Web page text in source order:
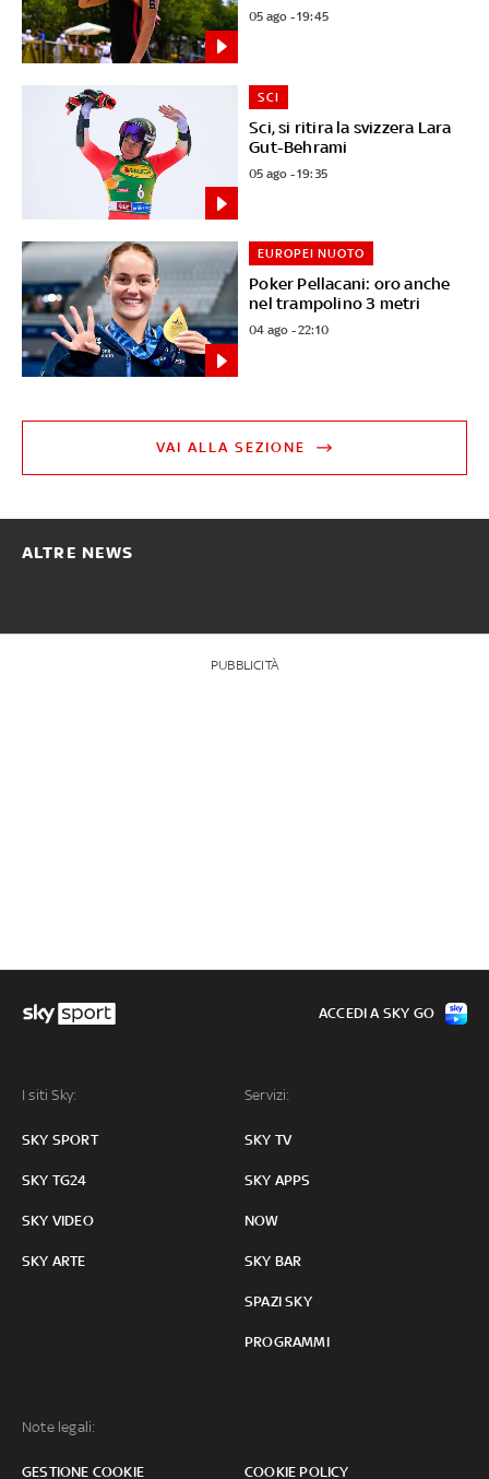
05 ago - 19:45
Sci, si ritira la svizzera Lara
Gut-Behrami
SCI
05 ago - 19:35
Poker Pellacani: oro anche
nel trampolino 3 metri
EUROPEI NUOTO
04 ago - 22:10
VAI ALLA SEZIONE
ALTRE NEWS
PUBBLICITÀ
I siti Sky:
SKY SPORT
SKY TG24
SKY VIDEO
SKY ARTE
Servizi:
SKY TV
SKY APPS
NOW
SKY BAR
SPAZI SKY
PROGRAMMI
Note legali:
GESTIONE COOKIE COOKIE POLICY
ACCEDI A SKY GO